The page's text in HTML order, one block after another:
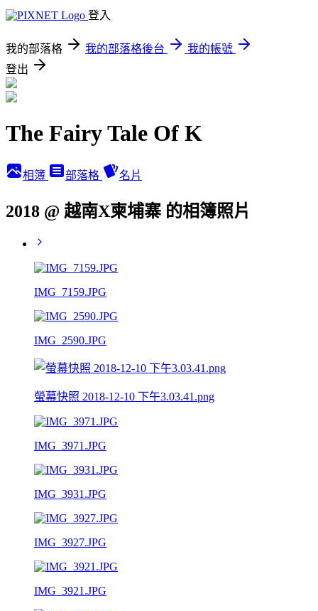
登入
我的部落格 我的部落格後台
我的帳號
登出
The Fairy Tale Of K
相簿 部落格 名片
2018 @ 越南X柬埔寨 的相簿照片
IMG_7159.JPG
IMG_2590.JPG
螢幕快照 2018-12-10 下午3.03.41.png
IMG_3971.JPG
IMG_3931.JPG
IMG_3927.JPG
IMG_3921.JPG